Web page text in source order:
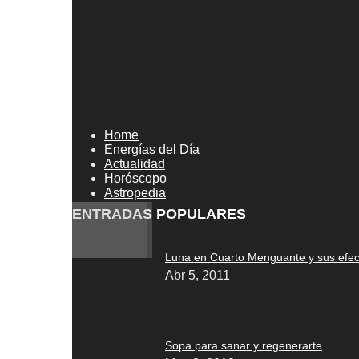
Home
Energías del Día
Actualidad
Horóscopo
Astropedia
ENTRADAS POPULARES
Luna en Cuarto Menguante y sus
Abr 5, 2011
Sopa para sanar y regenerarte